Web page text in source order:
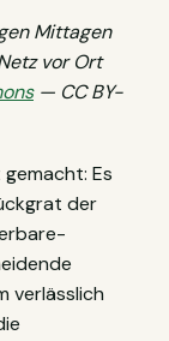
Mittagen
vor Ort
— CC BY-
Es
der
verlässlich